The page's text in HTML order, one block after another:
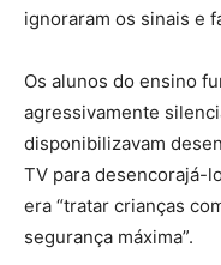
ignoraram os sinais e
Os alunos do ensino
agressivamente
disponibilizavam
TV para desencorajá-
era “tratar crianças
segurança máxima”.